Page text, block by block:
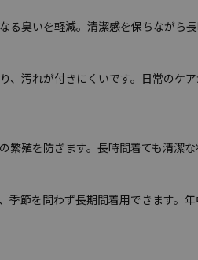
る臭いを軽減。清潔感を保ちながら
、汚れが付きにくいです。日常のケ
繁殖を防ぎます。長時間着ても清潔な
季節を問わず長期間着用できます。